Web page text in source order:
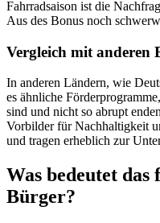
Fahrradsaison ist die
Aus des Bonus noch
Vergleich mit anderen
In anderen Ländern, wie
es ähnliche
sind und nicht so abrupt
Vorbilder für Nachhaltigkeit
und tragen erheblich zur
Was bedeutet
Bürger?